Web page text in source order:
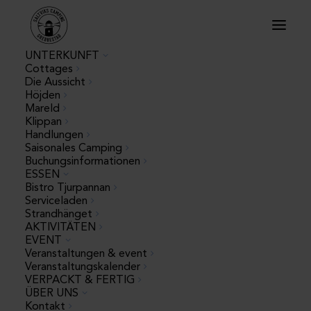
UNTERKUNFT
Cottages
Die Aussicht
Höjden
Mareld
Klippan
Handlungen
Saisonales Camping
Buchungsinformationen
ESSEN
Bistro Tjurpannan
Serviceladen
Strandhänget
AKTIVITÄTEN
EVENT
Veranstaltungen & event
Veranstaltungskalender
VERPACKT & FERTIG
ÜBER UNS
Kontakt
« Alle Veranstaltungen
Diese Veranstaltung hat bereits
stattgefunden.
Die große